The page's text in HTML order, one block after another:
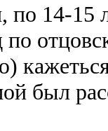
по 14-15
по
был